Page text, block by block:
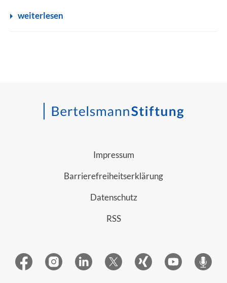
weiterlesen
Impressum
Barrierefreiheitserklärung
Datenschutz
RSS